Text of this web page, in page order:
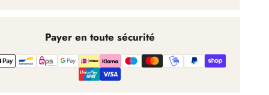
Payer en toute sécurité